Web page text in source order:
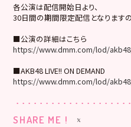
各公演は配信開始日より、
30日間の期間限定配信となりますの
■公演の詳細はこちら
https://www.dmm.com/lod/
■AKB48 LIVE!! ON DEMAND
https://www.dmm.com/lod/
SHARE ME !